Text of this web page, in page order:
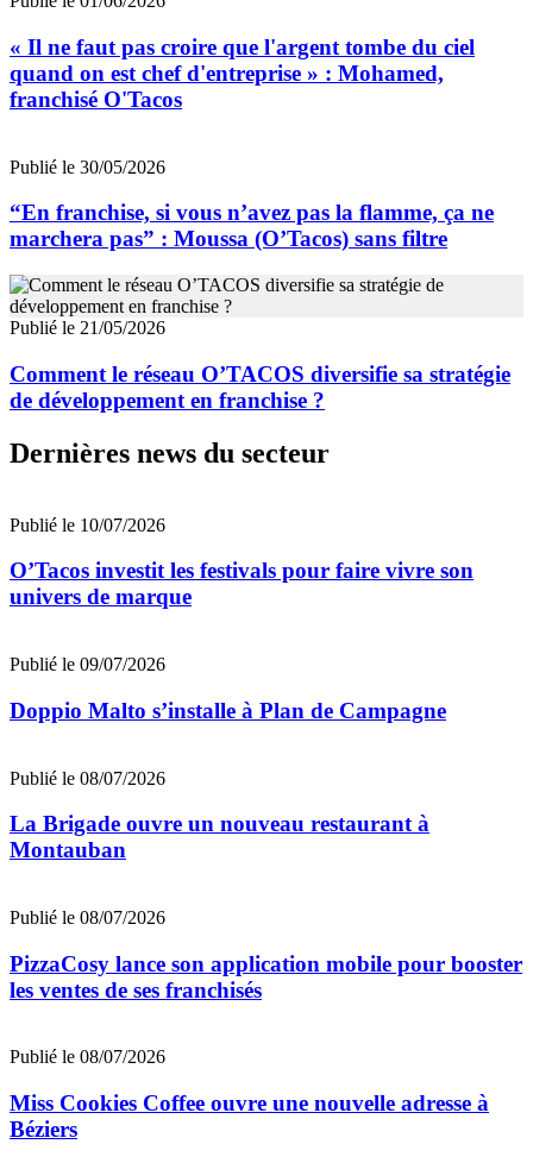
« Il ne faut pas croire que l'argent tombe du ciel
quand on est chef d'entreprise » : Mohamed,
franchisé O'Tacos
Publié le 30/05/2026
“En franchise, si vous n’avez pas la flamme, ça ne
marchera pas” : Moussa (O’Tacos) sans filtre
Publié le 21/05/2026
Comment le réseau O’TACOS diversifie sa stratégie
de développement en franchise ?
Dernières news du secteur
Publié le 10/07/2026
O’Tacos investit les festivals pour faire vivre son
univers de marque
Publié le 09/07/2026
Doppio Malto s’installe à Plan de Campagne
Publié le 08/07/2026
La Brigade ouvre un nouveau restaurant à
Montauban
Publié le 08/07/2026
PizzaCosy lance son application mobile pour booster
les ventes de ses franchisés
Publié le 08/07/2026
Miss Cookies Coffee ouvre une nouvelle adresse à
Béziers